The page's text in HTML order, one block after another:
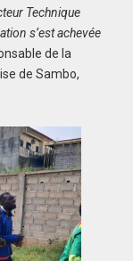
Technique
s’est achevée
de la
de Sambo,